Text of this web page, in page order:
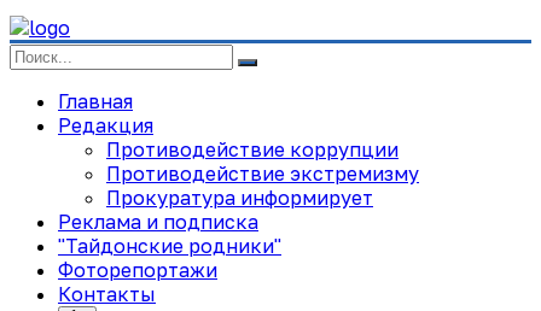
Главная
Редакция
Противодействие коррупции
Противодействие экстремизму
Прокуратура информирует
Реклама и подписка
"Тайдонские родники"
Фоторепортажи
Контакты